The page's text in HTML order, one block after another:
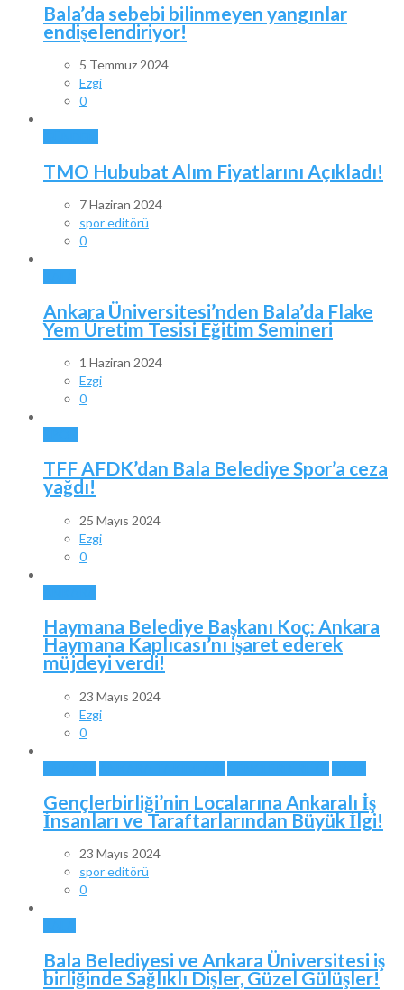
Bala’da sebebi bilinmeyen yangınlar
endişelendiriyor!
5 Temmuz 2024
Ezgi
0
TMO Hububat Alım Fiyatlarını Açıkladı!
7 Haziran 2024
spor editörü
0
Ankara Üniversitesi’nden Bala’da Flake
Yem Üretim Tesisi Eğitim Semineri
1 Haziran 2024
Ezgi
0
TFF AFDK’dan Bala Belediye Spor’a ceza
yağdı!
25 Mayıs 2024
Ezgi
0
Haymana Belediye Başkanı Koç: Ankara
Haymana Kaplıcası’nı işaret ederek
müjdeyi verdi!
23 Mayıs 2024
Ezgi
0
Gençlerbirliği’nin Localarına Ankaralı İş
İnsanları ve Taraftarlarından Büyük İlgi!
23 Mayıs 2024
spor editörü
0
Bala Belediyesi ve Ankara Üniversitesi iş
birliğinde Sağlıklı Dişler, Güzel Gülüşler!